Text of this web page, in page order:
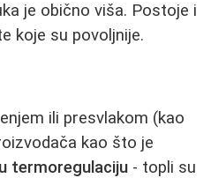
je obično viša. Postoje i
koje su povoljnije.
ili presvlakom (kao
kao što je
termoregulaciju - topli su